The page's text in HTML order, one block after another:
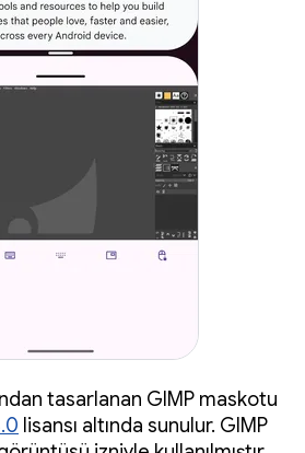
tasarlanan GIMP maskotu
lisansı altında sunulur. GIMP